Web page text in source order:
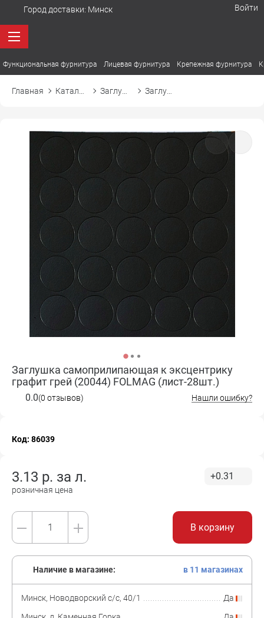
Город доставки: Минск Войти
Функциональная фурнитура Лицевая фурнитура Крепежная фурнитура
Главная
Заглушка самоприлипающая к эксцентрику
графит грей (20044) FOLMAG (лист-28шт.)
0.0(0 отзывов) Нашли ошибку?
Код: 86039
3.13 р. за л.
розничная цена
+0.31
В корзину
Наличие в магазине: в 11 магазинах
Минск, Новодворский с/с, 40/1
Да